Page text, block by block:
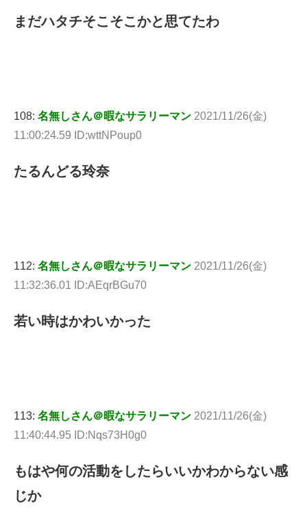
まだハタチそこそこかと思てたわ
108: 名無しさん＠暇なサラリーマン 2021/11/26(金)
11:00:24.59 ID:wttNPoup0
たるんどる玲奈
112: 名無しさん＠暇なサラリーマン 2021/11/26(金)
11:32:36.01 ID:AEqrBGu70
若い時はかわいかった
113: 名無しさん＠暇なサラリーマン 2021/11/26(金)
11:40:44.95 ID:Nqs73H0g0
もはや何の活動をしたらいいかわからない感
じか